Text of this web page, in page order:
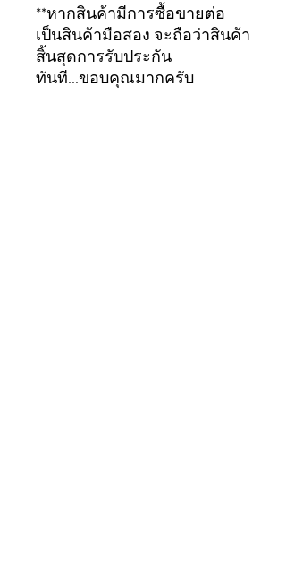
**หากสินค้ามีการซื้อขายต่อ
เป็นสินค้ามือสอง จะถือว่าสินค้า
สิ้นสุดการรับประกัน
ทันที...ขอบคุณมากครับ